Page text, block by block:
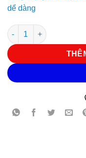
dể dàng
Chậu lan hồ điệp 24 số